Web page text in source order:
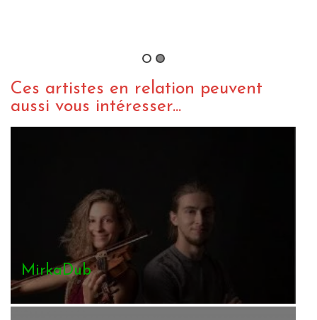
Ces artistes en relation peuvent
aussi vous intéresser...
MirkaDub